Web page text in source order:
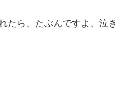
たら、たぶんですよ、泣